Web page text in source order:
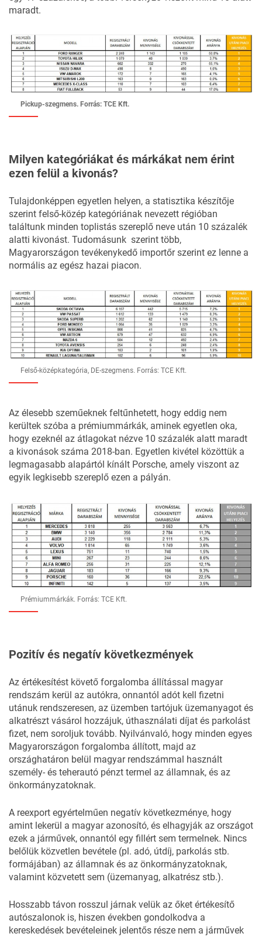
maradt.
Pickup-szegmens. Forrás: TCE Kft.
Milyen kategóriákat és márkákat nem érint
ezen felül a kivonás?
Tulajdonképpen egyetlen helyen, a statisztika készítője
szerint felső-közép kategóriának nevezett régióban
találtunk minden toplistás szereplő neve után 10 százalék
alatti kivonást. Tudomásunk szerint több,
Magyarországon tevékenykedő importőr szerint ez lenne a
normális az egész hazai piacon.
Felső-középkategória, DE-szegmens. Forrás: TCE Kft.
Az élesebb szeműeknek feltűnhetett, hogy eddig nem
kerültek szóba a prémiummárkák, aminek egyetlen oka,
hogy ezeknél az átlagokat nézve 10 százalék alatt maradt
a kivonások száma 2018-ban. Egyetlen kivétel közöttük a
legmagasabb alapártól kínált Porsche, amely viszont az
egyik legkisebb szereplő ezen a pályán.
Prémiummárkák. Forrás: TCE Kft.
Pozitív és negatív következmények
Az értékesítést követő forgalomba állítással magyar
rendszám kerül az autókra, onnantól adót kell fizetni
utánuk rendszeresen, az üzemben tartójuk üzemanyagot és
alkatrészt vásárol hozzájuk, úthasználati díjat és parkolást
fizet, nem soroljuk tovább. Nyilvánvaló, hogy minden egyes
Magyarországon forgalomba állított, majd az
országhatáron belül magyar rendszámmal használt
személy- és teherautó pénzt termel az államnak, és az
önkormányzatoknak.
A reexport egyértelműen negatív következménye, hogy
amint lekerül a magyar azonosító, és elhagyják az országot
ezek a járművek, onnantól egy fillért sem termelnek. Nincs
belőlük közvetlen bevétele (pl. adó, útdíj, parkolás stb.
formájában) az államnak és az önkormányzatoknak,
valamint közvetett sem (üzemanyag, alkatrész stb.).
Hosszabb távon rosszul járnak velük az őket értékesítő
autószalonok is, hiszen években gondolkodva a
kereskedések bevételeinek jelentős része nem a járművek